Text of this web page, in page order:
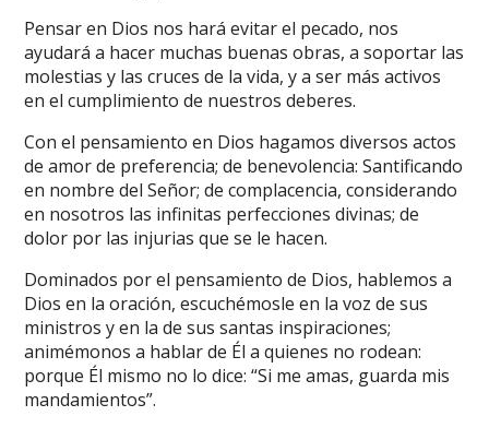
Pensar en Dios nos hará evitar el pecado, nos
ayudará a hacer muchas buenas obras, a soportar las
molestias y las cruces de la vida, y a ser más activos
en el cumplimiento de nuestros deberes.
Con el pensamiento en Dios hagamos diversos actos
de amor de preferencia; de benevolencia: Santificando
en nombre del Señor; de complacencia, considerando
en nosotros las infinitas perfecciones divinas; de
dolor por las injurias que se le hacen.
Dominados por el pensamiento de Dios, hablemos a
Dios en la oración, escuchémosle en la voz de sus
ministros y en la de sus santas inspiraciones;
animémonos a hablar de Él a quienes no rodean:
porque Él mismo no lo dice: “Si me amas, guarda mis
mandamientos”.